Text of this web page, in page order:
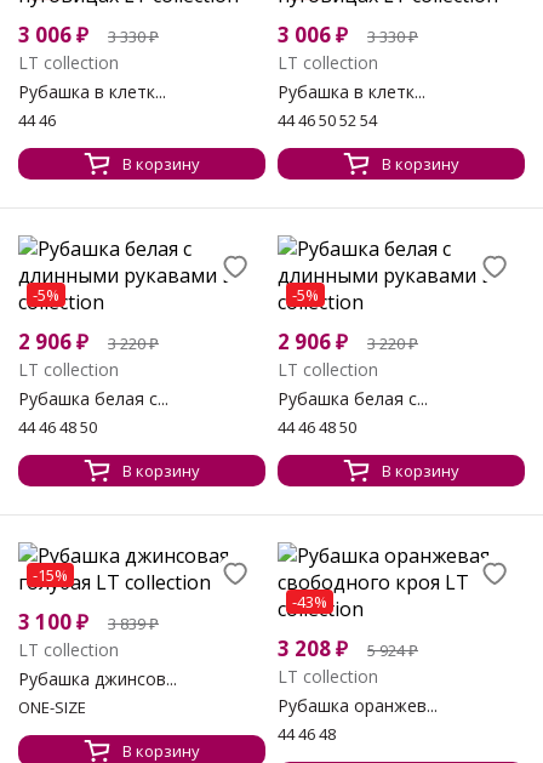
3 006₽ 3 330₽
LT collection
Рубашка в клетк...
44 46
В корзину
3 006₽ 3 330₽
LT collection
Рубашка в клетк...
44 46 50 52 54
В корзину
-5%
2 906₽ 3 220₽
LT collection
Рубашка белая с...
44 46 48 50
В корзину
-5%
2 906₽ 3 220₽
LT collection
Рубашка белая с...
44 46 48 50
В корзину
-15%
3 100₽ 3 839₽
LT collection
Рубашка джинсов...
ONE-SIZE
В корзину
-43%
3 208₽ 5 924₽
LT collection
Рубашка оранжев...
44 46 48